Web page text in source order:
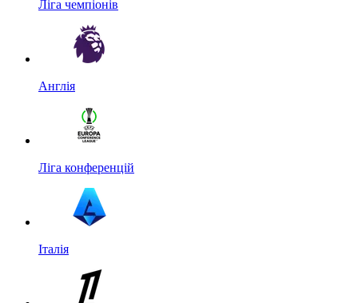
Ліга чемпіонів
Англія
Ліга конференцій
Італія